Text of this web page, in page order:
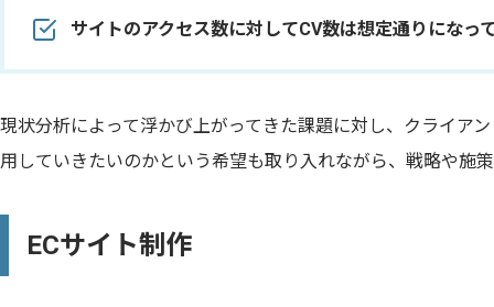
サイトのアクセス数に対してCV数は想定通りになっ
現状分析によって浮かび上がってきた課題に対し、クライア
用していきたいのかという希望も取り入れながら、戦略や施
ECサイト制作